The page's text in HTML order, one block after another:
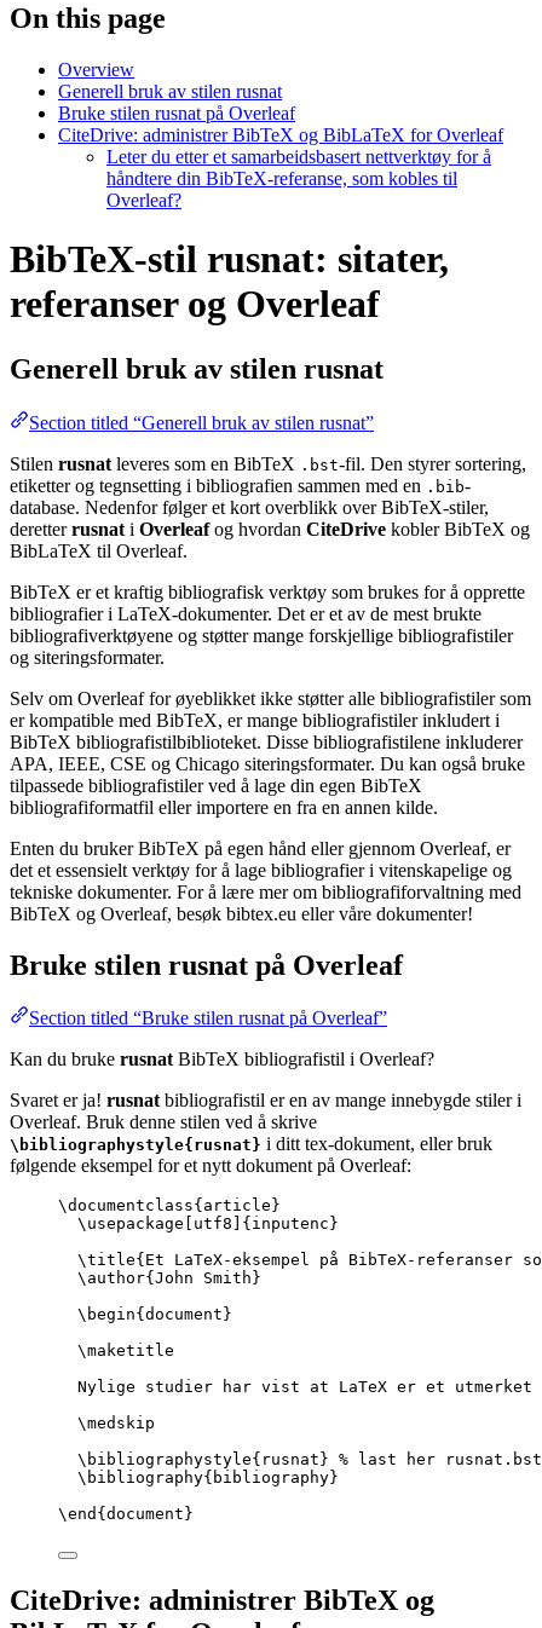
On this page
Overview
Generell bruk av stilen rusnat
Bruke stilen rusnat på Overleaf
CiteDrive: administrer BibTeX og BibLaTeX for Overleaf
Leter du etter et samarbeidsbasert nettverktøy for å
håndtere din BibTeX-referanse, som kobles til
Overleaf?
BibTeX-stil rusnat: sitater,
referanser og Overleaf
Generell bruk av stilen rusnat
Section titled “Generell bruk av stilen rusnat”
Stilen rusnat leveres som en BibTeX .bst-fil. Den styrer sortering,
etiketter og tegnsetting i bibliografien sammen med en .bib-
database. Nedenfor følger et kort overblikk over BibTeX-stiler,
deretterrusnat i Overleafog hvordan CiteDrive kobler BibTeX og
BibLaTeX til Overleaf.
BibTeX er et kraftig bibliografisk verktøy som brukes for å opprette
bibliografier i LaTeX-dokumenter. Det er et av de mest brukte
bibliografiverktøyene og støtter mange forskjellige bibliografistiler
og siteringsformater.
Selv om Overleaf for øyeblikket ikke støtter alle bibliografistiler som
er kompatible med BibTeX, er mange bibliografistiler inkludert i
BibTeX bibliografistilbiblioteket. Disse bibliografistilene inkluderer
APA, IEEE, CSE og Chicago siteringsformater. Du kan også bruke
tilpassede bibliografistiler ved å lage din egen BibTeX
bibliografiformatfil eller importere en fra en annen kilde.
Enten du bruker BibTeX på egen hånd eller gjennom Overleaf, er
det et essensielt verktøy for å lage bibliografier i vitenskapelige og
tekniske dokumenter. For å lære mer om bibliografiforvaltning med
BibTeX og Overleaf, besøk bibtex.eu eller våre dokumenter!
Bruke stilen rusnat på Overleaf
Section titled “Bruke stilen rusnat på Overleaf”
Kan du bruke rusnatBibTeX bibliografistil i Overleaf?
Svaret er ja! rusnatbibliografistil er en av mange innebygde stiler i
Overleaf. Bruk denne stilen ved å skrive
\bibliographystyle{rusnat} i ditt tex-dokument, eller bruk
følgende eksempel for et nytt dokument på Overleaf:
\documentclass{ article }
\usepackage
utf8 ]{ inputenc }
\title{Et LaTeX-eksempel på BibTeX-
\author{John Smith}
\begin{ document }
\maketitle
Nylige studier har vist at LaTeX er et utmerket
\medskip
\bibliographystyle{rusnat} % last her rusnat.bst
\bibliography{bibliography}
\end { document }
CiteDrive: administrer BibTeX og